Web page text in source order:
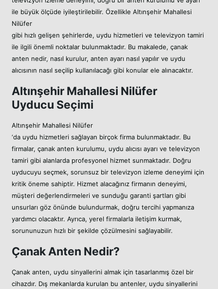
ile büyük ölçüde iyileştirilebilir. Özellikle Altınşehir Mahallesi
Nilüfer
gibi hızlı gelişen şehirlerde, uydu hizmetleri ve televizyon tamiri
ile ilgili önemli noktalar bulunmaktadır. Bu makalede, çanak
anten nedir, nasıl kurulur, anten ayarı nasıl yapılır ve uydu
alıcısının nasıl seçilip kullanılacağı gibi konular ele alınacaktır.
Altınşehir Mahallesi Nilüfer
Uyducu Seçimi
Altınşehir Mahallesi Nilüfer
‘da uydu hizmetleri sağlayan birçok firma bulunmaktadır. Bu
firmalar, çanak anten kurulumu, uydu alıcısı ayarı ve televizyon
tamiri gibi alanlarda profesyonel hizmet sunmaktadır. Doğru
uyducuyu seçmek, sorunsuz bir televizyon izleme deneyimi için
kritik öneme sahiptir. Hizmet alacağınız firmanın deneyimi,
müşteri değerlendirmeleri ve sunduğu garanti şartları gibi
unsurları göz önünde bulundurmak, doğru tercihi yapmanıza
yardımcı olacaktır. Ayrıca, yerel firmalarla iletişim kurmak,
sorununuzun hızlı bir şekilde çözülmesini sağlayabilir.
Çanak Anten Nedir?
Çanak anten, uydu sinyallerini almak için tasarlanmış özel bir
cihazdır. Dış mekanlarda kurulan bu antenler, uydu sinyallerini